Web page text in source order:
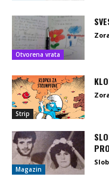
Otvorena vrata
Strip
Magazin